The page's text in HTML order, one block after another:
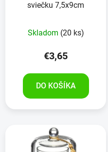
sviečku 7,5x9cm
Skladom (20 ks)
€3,65
DO KOŠÍKA